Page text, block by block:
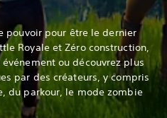
pouvoir pour être le dernier
Royale et Zéro construction,
ou découvrez plus
par des créateurs, y compris
du parkour, le mode zombie